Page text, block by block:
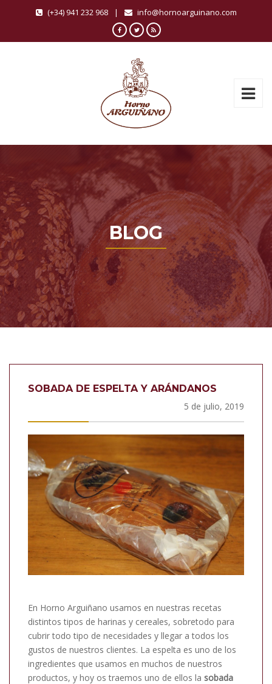
(+34) 941 232 968 | info@hornoarguinano.com
BLOG
SOBADA DE ESPELTA Y ARÁNDANOS
5 de julio, 2019
En Horno Arguiñano usamos en nuestras recetas
distintos tipos de harinas y cereales, sobretodo para
cubrir todo tipo de necesidades y llegar a todos los
gustos de nuestros clientes. La espelta es uno de los
ingredientes que usamos en muchos de nuestros
productos, y hoy os traemos uno de ellos la sobada